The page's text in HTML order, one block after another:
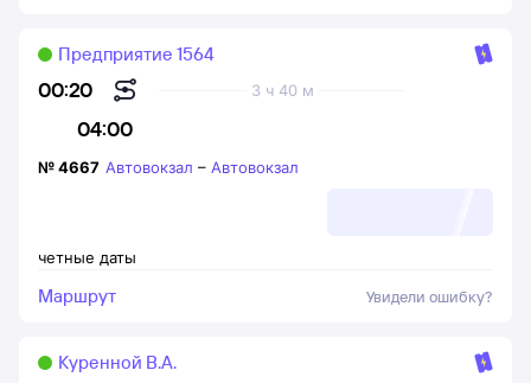
00:20
04:00
3 ч 40 м
Предприятие 1564
четные даты
№4667 Автовокзал – Автовокзал
Маршрут Увидели ошибку?
Куренной В.А.